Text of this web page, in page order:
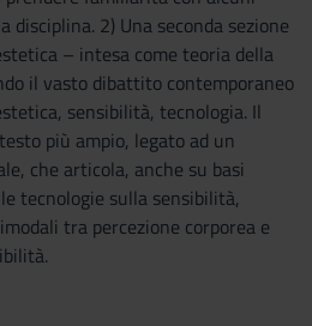
2) Una seconda sezione
– intesa come teoria della
il vasto dibattito contemporaneo
sensibilità, tecnologia. Il
più ampio, legato ad un
che articola, anche su basi
tecnologie sulla sensibilità,
tra percezione corporea e